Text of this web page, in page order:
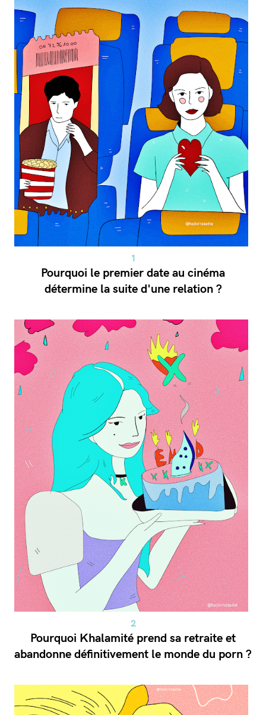
Pourquoi le premier date au cinéma
détermine la suite d'une relation ?
Pourquoi Khalamité prend sa retraite et
abandonne définitivement le monde du porn ?